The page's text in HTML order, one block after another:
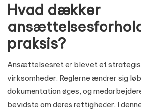
Hvad dækker
praksis?
Ansættelsesret er blevet et
virksomheder. Reglerne ændrer sig
dokumentation øges, og
bevidste om deres rettigheder. I